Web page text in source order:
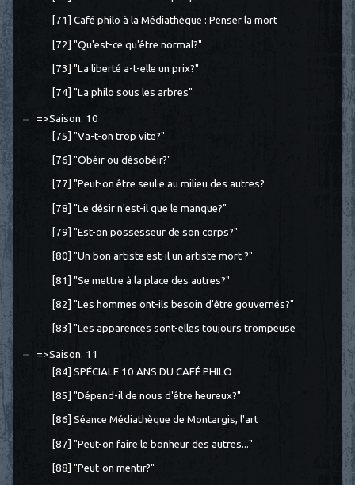
[71] Café philo à la Médiathèque : Penser la mort
[72] "Qu'est-ce qu'être normal?"
[73] "La liberté a-t-elle un prix?"
[74] "La philo sous les arbres"
=>Saison. 10
[75] "Va-t-on trop vite?"
[76] "Obéir ou désobéir?"
[77] "Peut-on être seul·e au milieu des autres?
[78] "Le désir n'est-il que le manque?"
[79] "Est-on possesseur de son corps?"
[80] "Un bon artiste est-il un artiste mort ?"
[81] "Se mettre à la place des autres?"
[82] "Les hommes ont-ils besoin d'être gouvernés?"
[83] "Les apparences sont-elles toujours trompeuse
=>Saison. 11
[84] SPÉCIALE 10 ANS DU CAFÉ PHILO
[85] "Dépend-il de nous d'être heureux?"
[86] Séance Médiathèque de Montargis, l'art
[87] "Peut-on faire le bonheur des autres..."
[88] "Peut-on mentir?"